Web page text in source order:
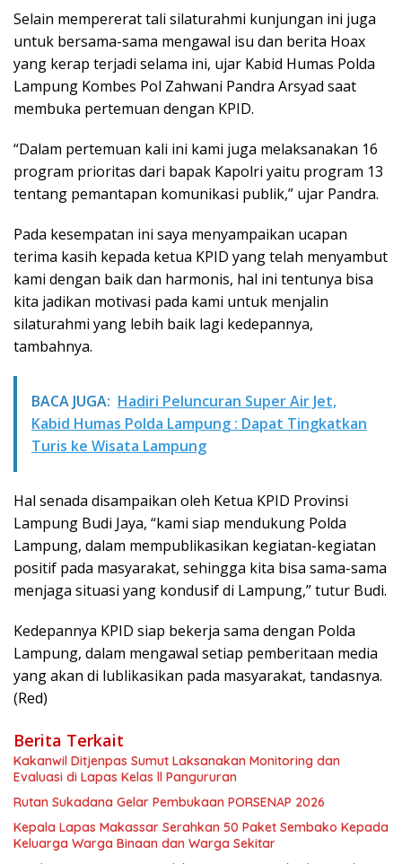
Selain mempererat tali silaturahmi kunjungan ini juga
untuk bersama-sama mengawal isu dan berita Hoax
yang kerap terjadi selama ini, ujar Kabid Humas Polda
Lampung Kombes Pol Zahwani Pandra Arsyad saat
membuka pertemuan dengan KPID.
“Dalam pertemuan kali ini kami juga melaksanakan 16
program prioritas dari bapak Kapolri yaitu program 13
tentang pemantapan komunikasi publik,” ujar Pandra.
Pada kesempatan ini saya menyampaikan ucapan
terima kasih kepada ketua KPID yang telah menyambut
kami dengan baik dan harmonis, hal ini tentunya bisa
kita jadikan motivasi pada kami untuk menjalin
silaturahmi yang lebih baik lagi kedepannya,
tambahnya.
BACA JUGA: Hadiri Peluncuran Super Air Jet,
Kabid Humas Polda Lampung : Dapat Tingkatkan
Turis ke Wisata Lampung
Hal senada disampaikan oleh Ketua KPID Provinsi
Lampung Budi Jaya, “kami siap mendukung Polda
Lampung, dalam mempublikasikan kegiatan-kegiatan
positif pada masyarakat, sehingga kita bisa sama-sama
menjaga situasi yang kondusif di Lampung,” tutur Budi.
Kedepannya KPID siap bekerja sama dengan Polda
Lampung, dalam mengawal setiap pemberitaan media
yang akan di lublikasikan pada masyarakat, tandasnya.
(Red)
Berita Terkait
Kakanwil Ditjenpas Sumut Laksanakan Monitoring dan
Evaluasi di Lapas Kelas ll Pangururan
Rutan Sukadana Gelar Pembukaan PORSENAP 2026
Kepala Lapas Makassar Serahkan 50 Paket Sembako Kepada
Keluarga Warga Binaan dan Warga Sekitar